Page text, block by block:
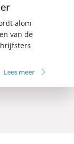
alom
van de
Lees meer